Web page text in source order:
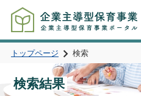
トップページ 検索
検索結果